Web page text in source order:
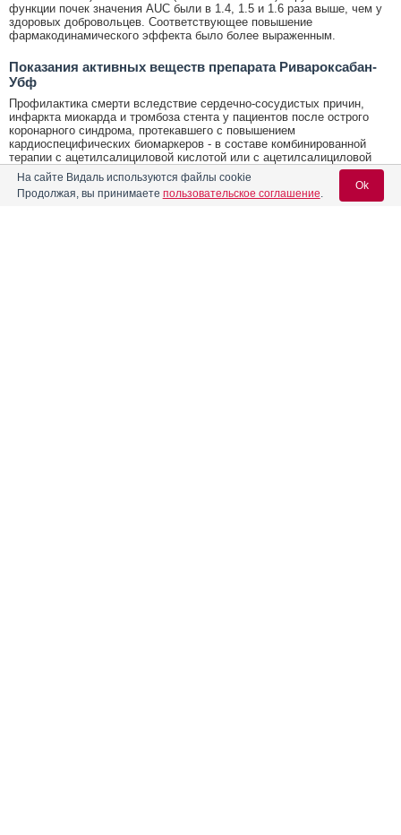
функции почек значения AUC были в 1.4, 1.5 и 1.6 раза выше, чем у
здоровых добровольцев. Соответствующее повышение
фармакодинамического эффекта было более выраженным.
Показания активных веществ препарата Ривароксабан-
Убф
Профилактика смерти вследствие сердечно-сосудистых причин,
инфаркта миокарда и тромбоза стента у пациентов после острого
коронарного синдрома, протекавшего с повышением
кардиоспецифических биомаркеров - в составе комбинированной
терапии с ацетилсалициловой кислотой или с ацетилсалициловой
кислотой и тиенопиридинами - клопидогрелом или тиклопидином.
Профилактика инсульта, инфаркта миокарда и смерти вследствие
сердечно-сосудистых причин, а также профилактика острой ишемии
На сайте Видаль используются файлы cookie
Продолжая, вы принимаете пользовательское соглашение.
Ok